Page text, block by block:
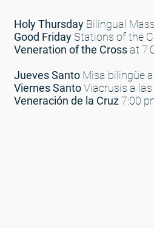
Holy Thursday Bilingual
Good Friday Stations of the
Veneration of the Crossat
Jueves Santo Misa bilingüe
Viernes SantoViacrusis a
Veneración de la Cruz7:00